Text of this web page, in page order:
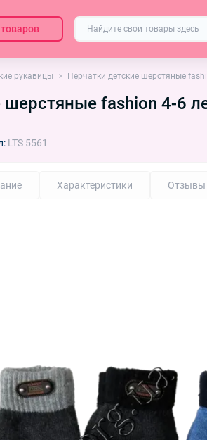
рукавицы Перчатки детские шерстяные
шерстяные fashion 4-6
LTS 5561
Характеристики Отзывы